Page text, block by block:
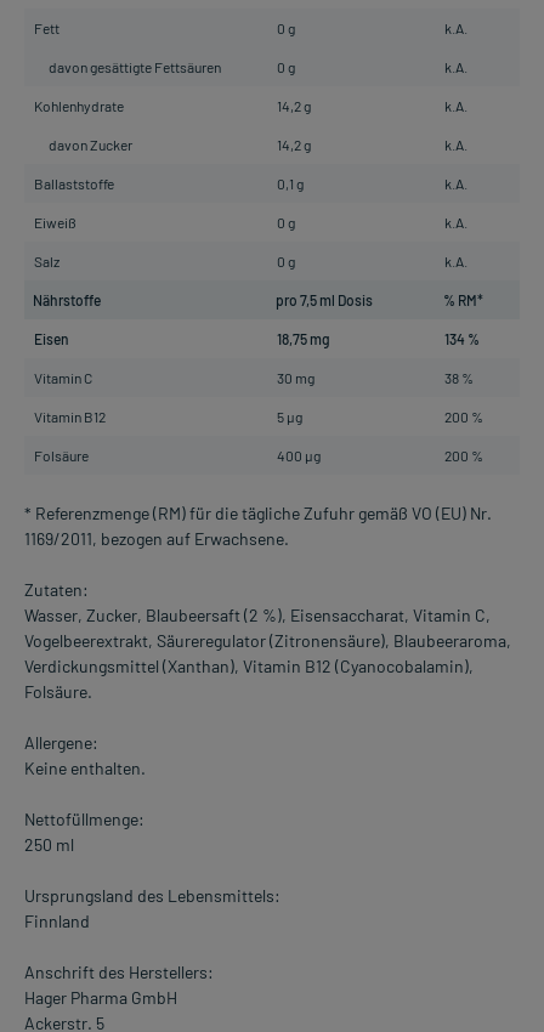
Fett 0 g k.A.
davon gesättigte Fettsäuren 0 g k.A.
Kohlenhydrate 14,2 g k.A.
davon Zucker 14,2 g k.A.
Ballaststoffe 0,1 g k.A.
Eiweiß 0 g k.A.
Salz 0 g k.A.
Nährstoffe pro 7,5 ml Dosis % RM*
Eisen 18,75 mg 134 %
Vitamin C 30 mg 38 %
Vitamin B12 5 µg 200 %
Folsäure 400 µg 200 %
* Referenzmenge (RM) für die tägliche Zufuhr gemäß VO (EU) Nr.
1169/2011, bezogen auf Erwachsene.
Zutaten:
Wasser, Zucker, Blaubeersaft (2 %), Eisensaccharat, Vitamin C,
Vogelbeerextrakt, Säureregulator (Zitronensäure), Blaubeeraroma,
Verdickungsmittel (Xanthan), Vitamin B12 (Cyanocobalamin),
Folsäure.
Allergene:
Keine enthalten.
Nettofüllmenge:
250 ml
Ursprungsland des Lebensmittels:
Finnland
Anschrift des Herstellers:
Hager Pharma GmbH
Ackerstr. 5